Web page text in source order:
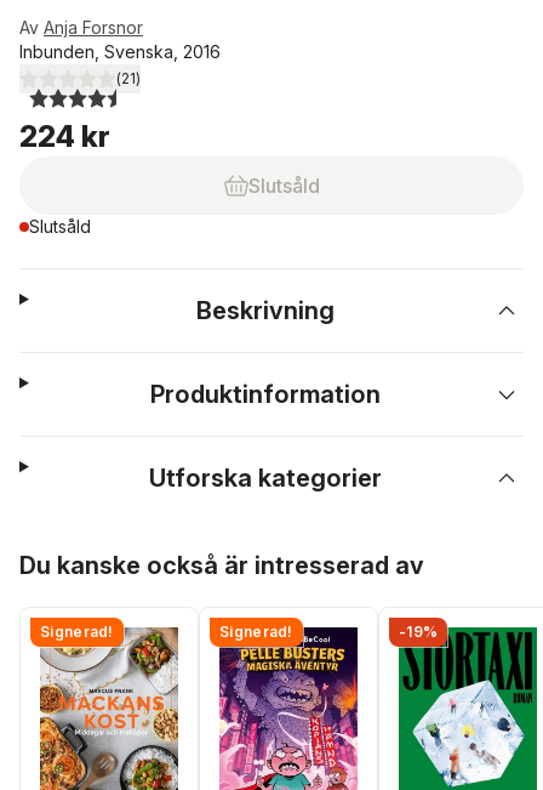
Av Anja Forsnor
Inbunden, Svenska, 2016
4,5utav 5 stjärnor. Totalt antal röster:
(21)
224 kr
Slutsåld
Slutsåld
Beskrivning
Produktinformation
Utforska kategorier
Du kanske också är intresserad av
Signerad! Signerad! -19%